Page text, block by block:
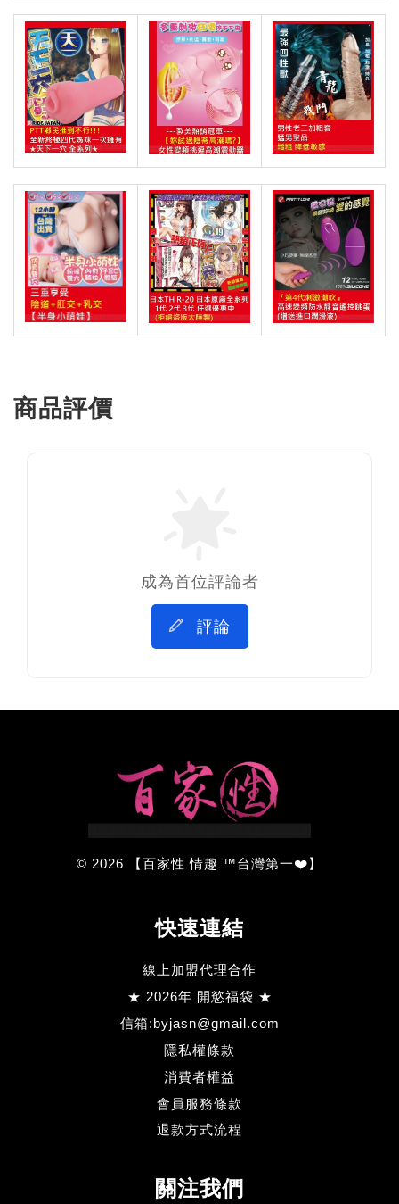
商品評價
成為首位評論者
評論
© 2026 【百家性 情趣 ™台灣第一❤️】
快速連結
線上加盟代理合作
★ 2026年 開慾福袋 ★
信箱:byjasn@gmail.com
隱私權條款
消費者權益
會員服務條款
退款方式流程
關注我們